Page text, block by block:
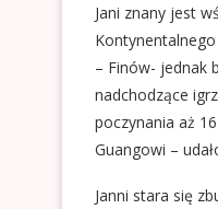
Jani znany jest
– Finów- jednak
nadchodzące
poczynania aż
Guangowi –
Janni stara się